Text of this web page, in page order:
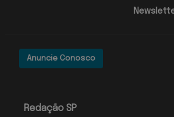
Redação SP
Anuncie Conosco